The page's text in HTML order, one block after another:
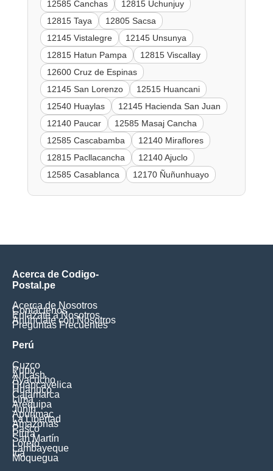
12585 Canchas
12815 Uchunjuy
12815 Taya
12805 Sacsa
12145 Vistalegre
12145 Unsunya
12815 Hatun Pampa
12815 Viscallay
12600 Cruz de Espinas
12145 San Lorenzo
12515 Huancani
12540 Huaylas
12145 Hacienda San Juan
12140 Paucar
12585 Masaj Cancha
12585 Cascabamba
12140 Miraflores
12815 Pacllacancha
12140 Ajuclo
12585 Casablanca
12170 Ñuñunhuayo
Acerca de Codigo-
Postal.pe
Acerca de Nosotros
Contáctenos
Enlázate a Nosotros
Anúnciate con Nosotros
Preguntas Frecuentes
Perú
Cuzco
Puno
Ancash
Ayacucho
Huancavelica
Huanuco
Cajamarca
Lima
Arequipa
Junín
Apurimac
La Libertad
Amazonas
Pasco
Piura
San Martín
Loreto
Lambayeque
Ica
Moquegua